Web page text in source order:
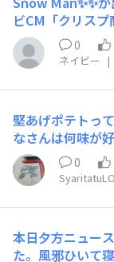
テト堅揚げポテ
じた瞬間でした
ビCM「クリス
Mですね
す！私の推し💓
💞
0
ネイビー |
堅あげポテトっ
なさんは何味が
0
本日夕方ニュー
た。風邪ひいて